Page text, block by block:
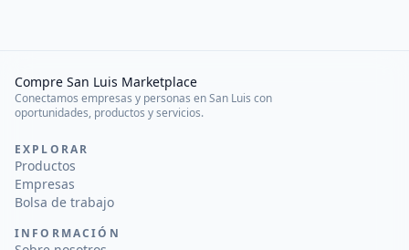
Compre San Luis Marketplace
Conectamos empresas y personas en San Luis con
oportunidades, productos y servicios.
EXPLORAR
Productos
Empresas
Bolsa de trabajo
INFORMACIÓN